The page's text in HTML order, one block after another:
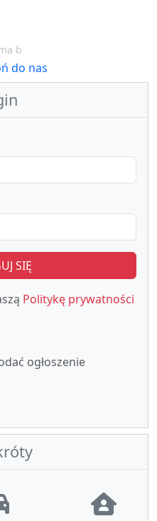
b
SIĘ
Politykę prywatności
ogłoszenie